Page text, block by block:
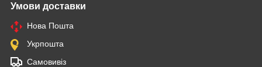
Умови доставки
Нова Пошта
Укрпошта
Самовивіз